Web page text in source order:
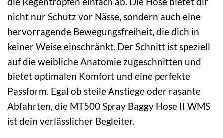
nicht nur Schutz vor Nässe, sondern auch eine
hervorragende Bewegungsfreiheit, die dich in
keiner Weise einschränkt. Der Schnitt ist speziell
auf die weibliche Anatomie zugeschnitten und
bietet optimalen Komfort und eine perfekte
Passform. Egal ob steile Anstiege oder rasante
Abfahrten, die MT500 Spray Baggy Hose II WMS
ist dein verlässlicher Begleiter.